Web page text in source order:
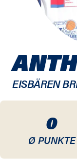
0
Ø PUNKTE
EISBÄREN